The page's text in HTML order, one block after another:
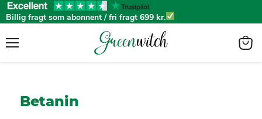
Billig fragt som abonnent / fri fragt 699 kr.
Betanin